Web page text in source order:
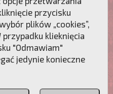
Polaków!
Przymierze
przycisku
plików „cookies”,
klieknięcia
"Odmawiam"
jedynie konieczne